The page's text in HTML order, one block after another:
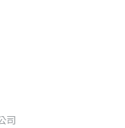
司